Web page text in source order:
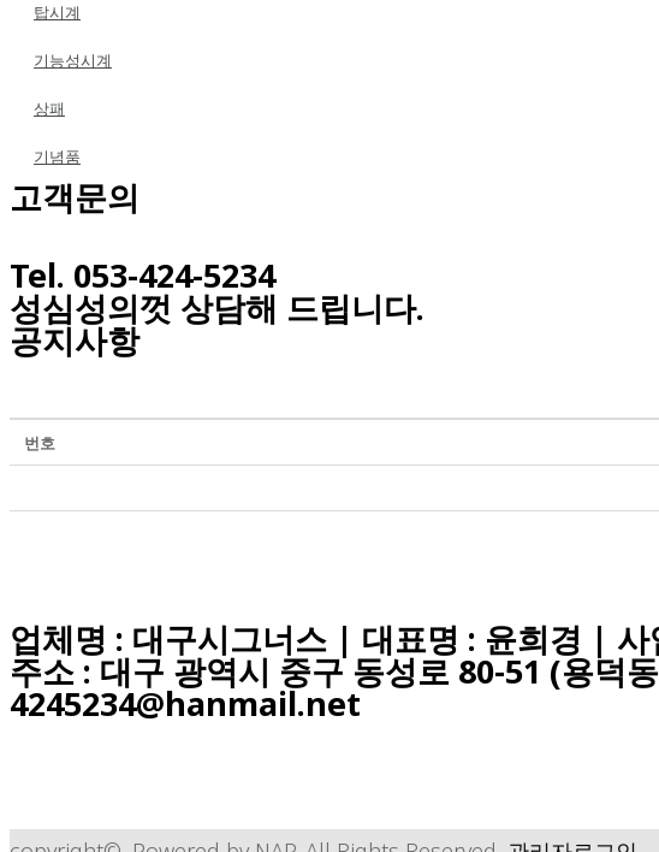
탑시계
기능성시계
상패
기념품
고객문의
Tel. 053-424-5234
성심성의껏 상담해 드립니다.
공지사항
번호
업체명 : 대구시그너스 | 대표명 : 윤희경 |
주소 : 대구 광역시 중구 동성로 80-51 (용덕
4245234@hanmail.net